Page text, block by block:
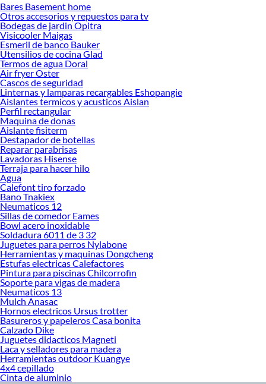
Desde remodelaciones hasta proyectos de decoración, estamos aquí para hacer
tus ideas realidad. ¡Visítanos y encuentra todo lo que tenemos para ofrecerte en
Herramientas para el Electricista!
Explora la variedad de productos de Herramientas para el Electricista
en Sodimac
Herramientas, materiales y accesorios de calidad para tus proyectos y
renovación de espacios. ¡Visítanos y descubre todo lo que tenemos para
ofrecerte!
Encuentra una amplia variedad de productos de Herramientas para el
Electricista en Sodimac. Encuentra todo lo necesario para tus proyectos de
renovación y decoración. ¡Visítanos y haz tus ideas realidad!
Bares Basement home
Otros accesorios y repuestos para tv
Bodegas de jardin Opitra
Visicooler Maigas
Esmeril de banco Bauker
Utensilios de cocina Glad
Termos de agua Doral
Air fryer Oster
Cascos de seguridad
Linternas y lamparas recargables Eshopangie
Aislantes termicos y acusticos Aislan
Perfil rectangular
Maquina de donas
Aislante fisiterm
Destapador de botellas
Reparar parabrisas
Lavadoras Hisense
Terraja para hacer hilo
Agua
Calefont tiro forzado
Bano Tnakiex
Neumaticos 12
Sillas de comedor Eames
Bowl acero inoxidable
Soldadura 6011 de 3 32
Juguetes para perros Nylabone
Herramientas y maquinas Dongcheng
Estufas electricas Calefactores
Pintura para piscinas Chilcorrofin
Soporte para vigas de madera
Neumaticos 13
Mulch Anasac
Hornos electricos Ursus trotter
Basureros y papeleros Casa bonita
Calzado Dike
Juguetes didacticos Magneti
Laca y selladores para madera
Herramientas outdoor Kuangye
4x4 cepillado
Cinta de aluminio